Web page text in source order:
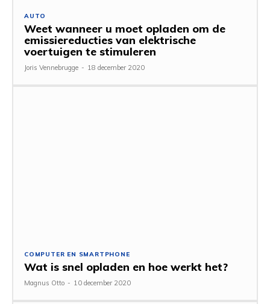
AUTO
Weet wanneer u moet opladen om de
emissiereducties van elektrische
voertuigen te stimuleren
Joris Vennebrugge - 18 december 2020
COMPUTER EN SMARTPHONE
Wat is snel opladen en hoe werkt het?
Magnus Otto - 10 december 2020